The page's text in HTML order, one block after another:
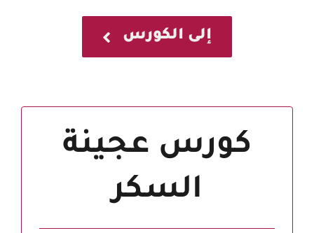
إلى الكورس
كورس عجينة
السكر